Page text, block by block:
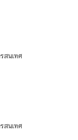
สนเทศ
สนเทศ